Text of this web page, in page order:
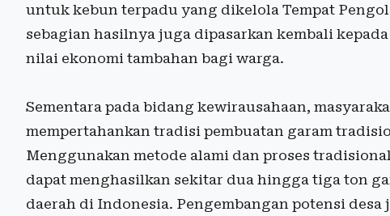
untuk kebun terpadu yang dikelola Tempat
sebagian hasilnya juga dipasarkan kembali
nilai ekonomi tambahan bagi warga.
Sementara pada bidang kewirausahaan,
mempertahankan tradisi pembuatan garam
Menggunakan metode alami dan proses
dapat menghasilkan sekitar dua hingga tiga ton
daerah di Indonesia. Pengembangan potensi